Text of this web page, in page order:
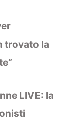
trovato la
LIVE: la